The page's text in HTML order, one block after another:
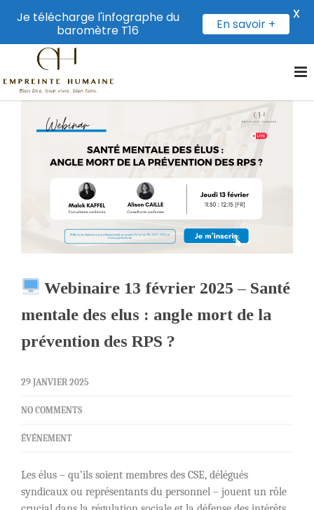
Webinaire 13 février 2025 – Santé
mentale des elus : angle mort de la
prévention des RPS ?
29 JANVIER 2025
NO COMMENTS
ÉVÉNEMENT
Les élus – qu’ils soient membres des CSE, délégués
syndicaux ou représentants du personnel – jouent un rôle
Je télécharge l'infographe du
baromètre T16
En savoir +
X